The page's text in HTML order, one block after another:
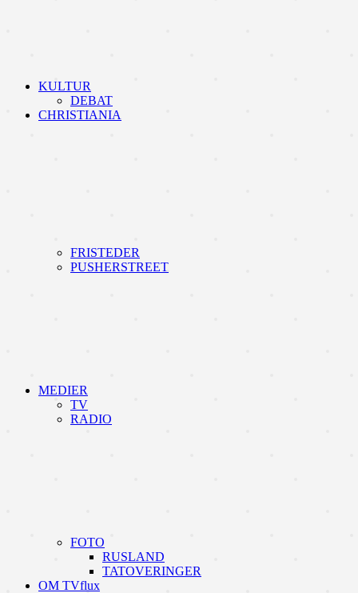
KULTUR
DEBAT
CHRISTIANIA
FRISTEDER
PUSHERSTREET
MEDIER
TV
RADIO
FOTO
RUSLAND
TATOVERINGER
OM TVflux